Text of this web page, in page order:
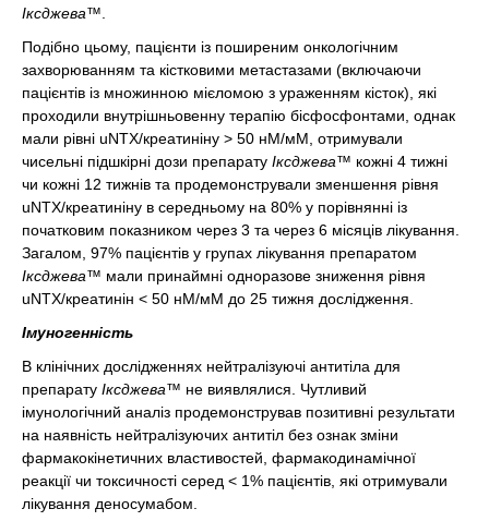
Іксджева™
Подібно цьому, пацієнти із поширеним онкологічним
захворюванням та кістковими метастазами (включаючи
пацієнтів із множинною мієломою з ураженням кісток), які
проходили внутрішньовенну терапію бісфосфонтами, однак
мали рівні uNTX/креатиніну > 50 нМ/мМ, отримували
чисельні підшкірні дози препарату Іксджева™ кожні 4 тижні
чи кожні 12 тижнів та продемонстрували зменшення рівня
uNTX/креатиніну в середньому на 80% у порівнянні із
початковим показником через 3 та через 6 місяців лікування.
Загалом, 97% пацієнтів у групах лікування препаратом
Іксджева™ мали принаймні одноразове зниження рівня
uNTX/креатинін < 50 нМ/мМ до 25 тижня дослідження.
Імуногенність
В клінічних дослідженнях нейтралізуючі антитіла для
препарату Іксджева™ не виявлялися. Чутливий
імунологічний аналіз продемонстрував позитивні результати
на наявність нейтралізуючих антитіл без ознак зміни
фармакокінетичних властивостей, фармакодинамічної
реакції чи токсичності серед < 1% пацієнтів, які отримували
лікування деносумабом.